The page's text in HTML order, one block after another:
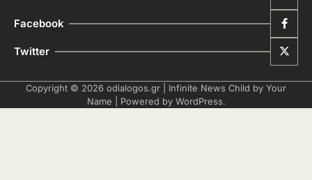
Facebook
Twitter
Copyright © 2026 odialogos.gr | Infinite News Child by Your
Name | Powered by WordPress.